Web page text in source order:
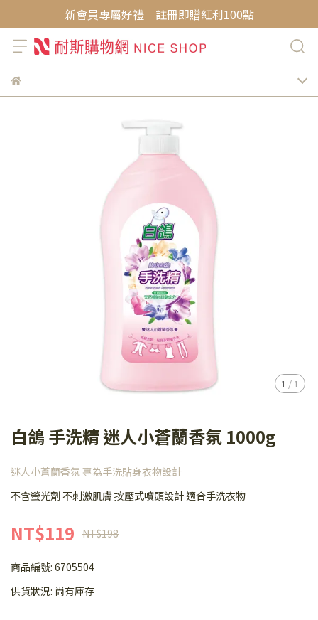
新會員專屬好禮｜註冊即贈紅利100點
1 / 1
白鴿 手洗精 迷人小蒼蘭香氛 1000g
迷人小蒼蘭香氛 專為手洗貼身衣物設計
不含螢光劑 不刺激肌膚 按壓式噴頭設計 適合手洗衣物
NT$119 NT$198
商品編號: 6705504
供貨狀況: 尚有庫存